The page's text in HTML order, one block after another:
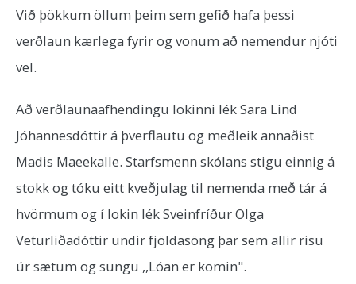
Við þökkum öllum þeim sem gefið hafa þessi
verðlaun kærlega fyrir og vonum að nemendur njóti
vel.
Að verðlaunaafhendingu lokinni lék Sara Lind
Jóhannesdóttir á þverflautu og meðleik annaðist
Madis Maeekalle. Starfsmenn skólans stigu einnig á
stokk og tóku eitt kveðjulag til nemenda með tár á
hvörmum og í lokin lék Sveinfríður Olga
Veturliðadóttir undir fjöldasöng þar sem allir risu
úr sætum og sungu ,,Lóan er komin".